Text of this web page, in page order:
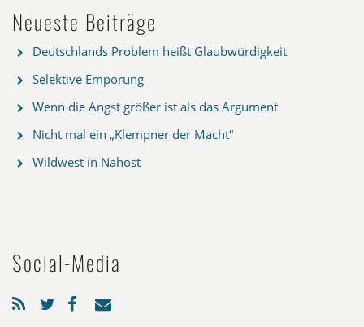
Neueste Beiträge
Deutschlands Problem heißt Glaubwürdigkeit
Selektive Empörung
Wenn die Angst größer ist als das Argument
Nicht mal ein „Klempner der Macht“
Wildwest in Nahost
Social-Media